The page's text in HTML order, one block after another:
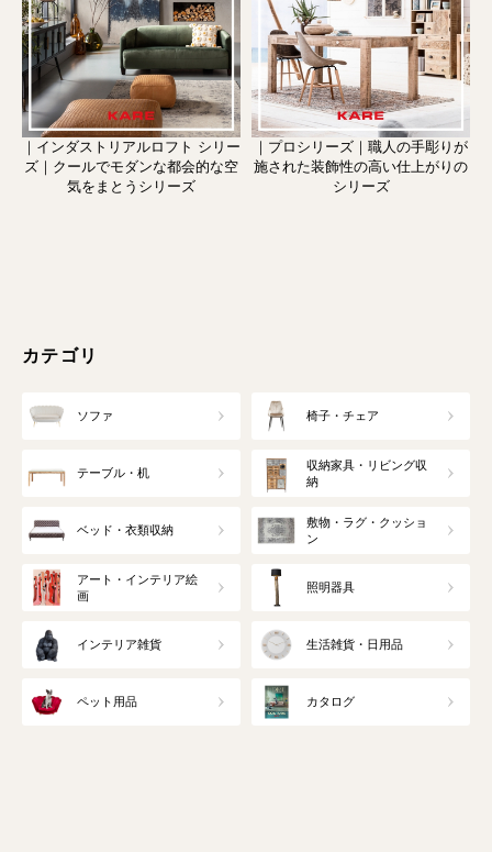
｜インダストリアルロフト シリー
ズ｜クールでモダンな都会的な空
気をまとうシリーズ
｜プロシリーズ｜職人の手彫りが
施された装飾性の高い仕上がりの
シリーズ
カテゴリ
ソファ 椅子・チェア
テーブル・机
収納家具・リビング収
納
ベッド・衣類収納
敷物・ラグ・クッショ
ン
アート・インテリア絵
画
照明器具
インテリア雑貨 生活雑貨・日用品
ペット用品 カタログ